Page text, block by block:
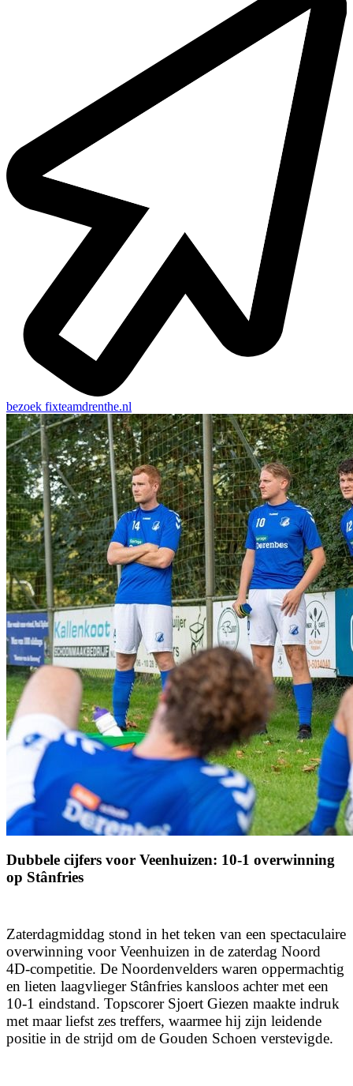
bezoek fixteamdrenthe.nl
Dubbele cijfers voor Veenhuizen: 10-1 overwinning
op Stânfries
Zaterdagmiddag stond in het teken van een spectaculaire
overwinning voor Veenhuizen in de zaterdag Noord
4D-competitie. De Noordenvelders waren oppermachtig
en lieten laagvlieger Stânfries kansloos achter met een
10-1 eindstand. Topscorer Sjoert Giezen maakte indruk
met maar liefst zes treffers, waarmee hij zijn leidende
positie in de strijd om de Gouden Schoen verstevigde.